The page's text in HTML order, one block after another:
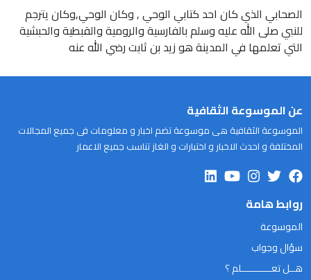
الصحابي الذي كان احد كتابي الوحي , وكان الوحي,وكان يترجم
للنبي صلى الله عليه وسلم بالفارسية والرومية والقبطية والحبشية
التي تعلمها في المدينة هو زيد بن ثابت رضي الله عنه
عن الموسوعة الثقافية
الموسوعة الثقافية هى موسوعة تضم اخبار و معلومات فى جميع المجالات
المختلفة و احدث الاخبار و اختبارات و الغاز تناسب جميع الاعمار
روابط هامة
الموسوعة
سؤال وجواب
هــل تعـــــــــــلم ؟